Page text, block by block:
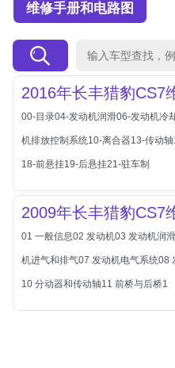
北京越野车
北汽制造
奔腾
奔腾
奔驰
宝沃
维修手册和电路图
2016年长丰猎豹CS7
00-目录04-发动机润滑06-发动机冷
机排放控制系统10-离合器13-传动
18-前悬挂19-后悬挂21-驻车制
2009年长丰猎豹CS7
01 一般信息02 发动机03 发动机润
机进气和排气07 发动机电气系统08
10 分动器和传动轴11 前桥与后桥1